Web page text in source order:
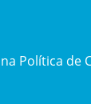
Política de